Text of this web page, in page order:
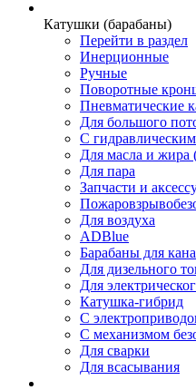
Катушки (барабаны)
Перейти в раздел
Инерционные
Ручные
Поворотные
Пневматические
Для большого
С
Для масла и жира
Для пара
Запчасти и
Для воздуха
ADBlue
Барабаны для
Для дизельного
Для
Катушка-гибрид
С
С механизмом
Для сварки
Для всасывания